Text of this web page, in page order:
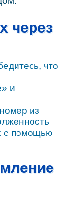
через
что
и
из
с помощью